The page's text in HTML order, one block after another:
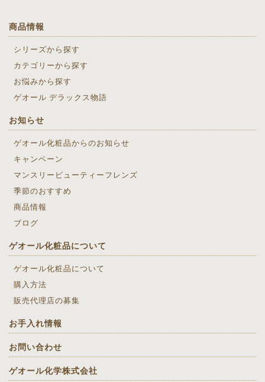
商品情報
シリーズから探す
カテゴリーから探す
お悩みから探す
ゲオール デラックス物語
お知らせ
ゲオール化粧品からのお知らせ
キャンペーン
マンスリービューティーフレンズ
季節のおすすめ
商品情報
ブログ
ゲオール化粧品について
ゲオール化粧品について
購入方法
販売代理店の募集
お手入れ情報
お問い合わせ
ゲオール化学株式会社